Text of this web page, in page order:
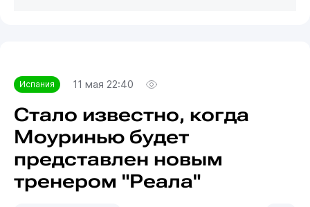
Испания 11 мая 22:40
Стало известно, когда
Моуринью будет
представлен новым
тренером "Реала"